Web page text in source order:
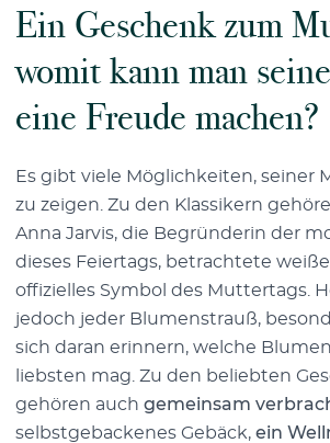
Ein Geschenk zum
womit kann man
eine Freude machen?
Es gibt viele Möglichkeiten, seiner
zu zeigen. Zu den Klassikern
Anna Jarvis, die Begründerin der
dieses Feiertags, betrachtete
offizielles Symbol des Muttertags.
jedoch jeder Blumenstrauß,
sich daran erinnern, welche
liebsten mag. Zu den beliebten
gehören auch gemeinsam
selbstgebackenes Gebäck, ein